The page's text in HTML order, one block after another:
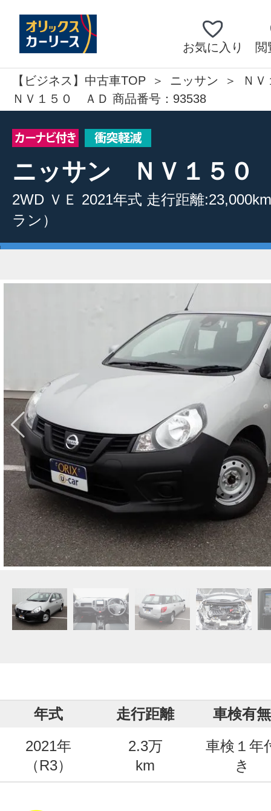
お気に入り 閲
【ビジネス】中古車TOP ニッサン
Ｎ
ＮＶ１５０ ＡＤ 商品番号：93538
ニッサン ＮＶ１５
2WD ＶＥ 2021年式 走行距離:23,000km
ラン）
年式 走行距離
車検有無
2021年
（R3）
2.3万
km
車検１年
き